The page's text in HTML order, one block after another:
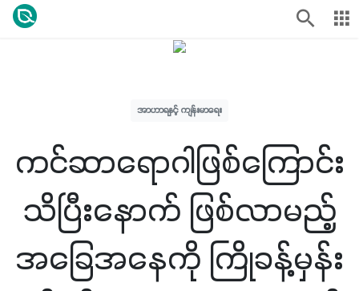
အာဟာရနှင့် ကျန်းမာရေး
ကင်ဆာရောဂါဖြစ်ကြောင်း
သိပြီးနောက် ဖြစ်လာမည့်
အခြေအနေကို ကြိုခန့်မှန်း